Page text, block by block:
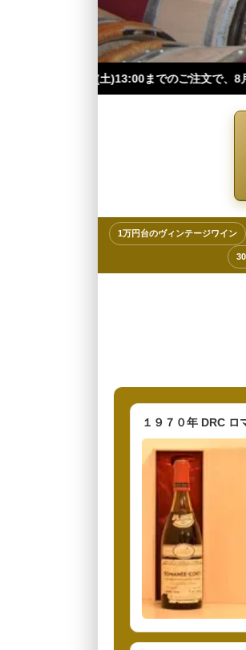
のご注文で、8月9日（日）にお届け可能
1万円台のヴィンテージワイン
１９７０年 DRC ロ